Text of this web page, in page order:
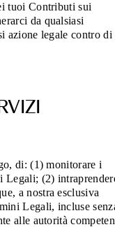
tuoi Contributi sui
da qualsiasi
azione legale contro di
di: (1) monitorare i
Legali; (2)
a nostra esclusiva
Legali, incluse
alle autorità